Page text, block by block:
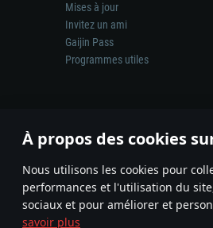
À propos des cookies
Nous utilisons les cookies pour
performances et l'utilisation du
sociaux et pour améliorer et
savoir plus
Mises à jour
Invitez un ami
Gaijin Pass
Programmes utiles
La représentation d’une arme
© 2011—2026 Gaijin Games Kft.
Termes et conditions